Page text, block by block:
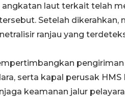
angkatan laut terkait telah
Setelah dikerahkan,
ranjau yang
serta kapal perusak
keamanan jalur